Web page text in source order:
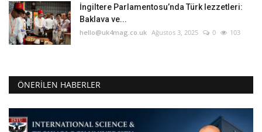
İngiltere Parlamentosu’nda Türk lezzetleri:
Baklava ve...
hello@uk4mag.co.uk Ağustos 3, 2025 0 103
ÖNERILEN HABERLER